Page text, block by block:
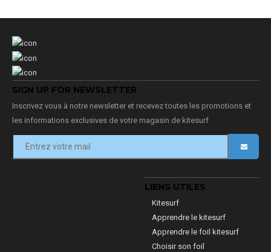
SIGN UP FOR NEWSLETTER
Inscrivez vous à notre newsletter et recevez toutes les promotions et
les informations exclusives de votre magasin de kitesurf
LIENS UTILES
Kitesurf
Apprendre le kitesurf
Apprendre le foil kitesurf
Choisir son foil